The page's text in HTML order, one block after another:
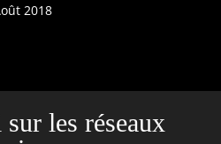
2018
les réseaux